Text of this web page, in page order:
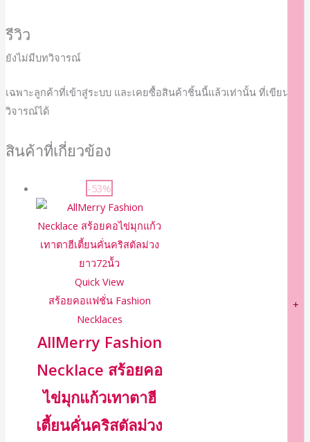
+
รีวิว
ยังไม่มีบทวิจารณ์
เฉพาะลูกค้าที่เข้าสู่ระบบ และเคยซื้อสินค้าชิ้นนี้แล้วเท่านั้น ที่เขียนบท
วิจารณ์ได้
สินค้าที่เกี่ยวข้อง
-53%
Quick View
สร้อยคอแฟชั่น Fashion
Necklaces
AllMerry Fashion
Necklace สร้อยคอ
ไข่มุกแก้วเทาตาฮี
เตี้ยนคั่นคริสตัลม่วง